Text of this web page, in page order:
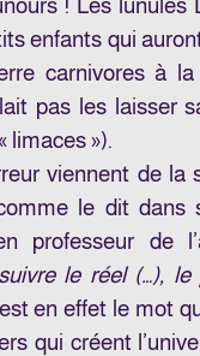
! Les lunules
enfants qui
carnivores à
pas les laisser
limaces »).
viennent de la
le dit dans
professeur de
le réel (…), le
en effet le mot
qui créent